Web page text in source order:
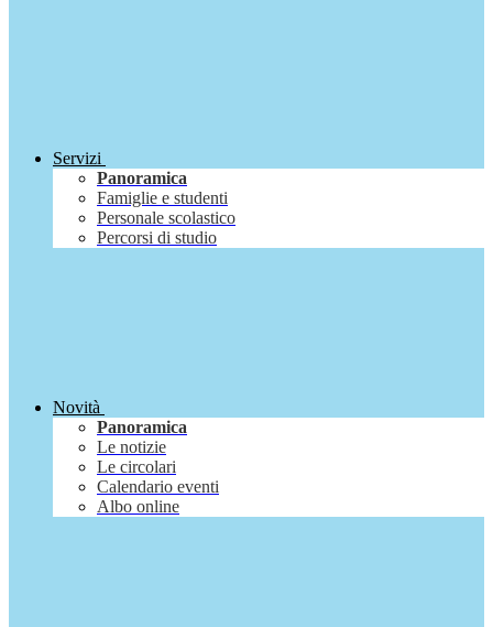
Servizi
Panoramica
Famiglie e studenti
Personale scolastico
Percorsi di studio
Novità
Panoramica
Le notizie
Le circolari
Calendario eventi
Albo online